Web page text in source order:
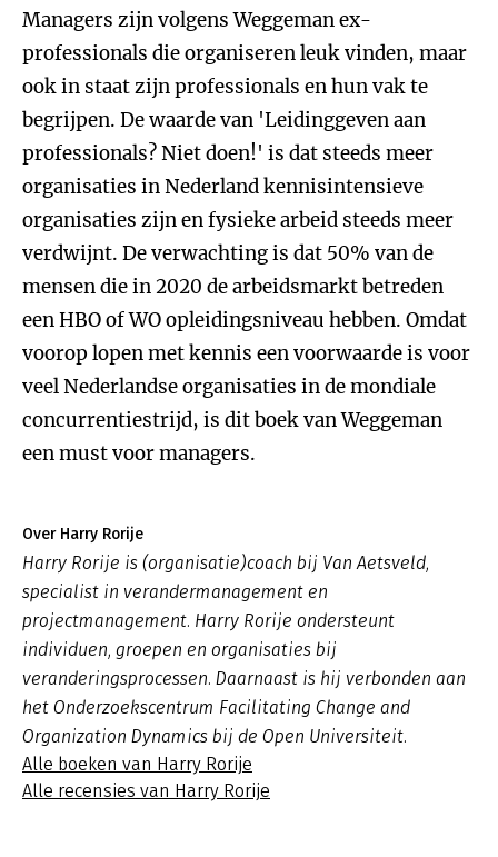
Managers zijn volgens Weggeman ex-
professionals die organiseren leuk vinden, maar
ook in staat zijn professionals en hun vak te
begrijpen. De waarde van 'Leidinggeven aan
professionals? Niet doen!' is dat steeds meer
organisaties in Nederland kennisintensieve
organisaties zijn en fysieke arbeid steeds meer
verdwijnt. De verwachting is dat 50% van de
mensen die in 2020 de arbeidsmarkt betreden
een HBO of WO opleidingsniveau hebben. Omdat
voorop lopen met kennis een voorwaarde is voor
veel Nederlandse organisaties in de mondiale
concurrentiestrijd, is dit boek van Weggeman
een must voor managers.
Over Harry Rorije
Harry Rorije is (organisatie)coach bij Van Aetsveld,
specialist in verandermanagement en
projectmanagement. Harry Rorije ondersteunt
individuen, groepen en organisaties bij
veranderingsprocessen. Daarnaast is hij verbonden aan
het Onderzoekscentrum Facilitating Change and
Organization Dynamics bij de Open Universiteit.
Alle boeken van Harry Rorije
Alle recensies van Harry Rorije